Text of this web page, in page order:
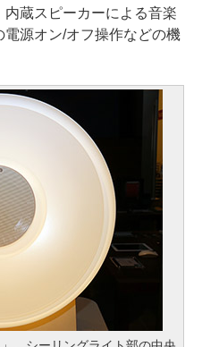
蔵スピーカーによる音楽
源オン/オフ操作などの機